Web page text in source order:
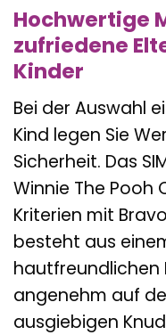
Hochwertige
zufriedene
Kinder
Bei der Auswahl
Kind legen Sie
Sicherheit. Das
Winnie The Pooh
Kriterien mit
besteht aus
hautfreundlichen
angenehm auf
ausgiebigen